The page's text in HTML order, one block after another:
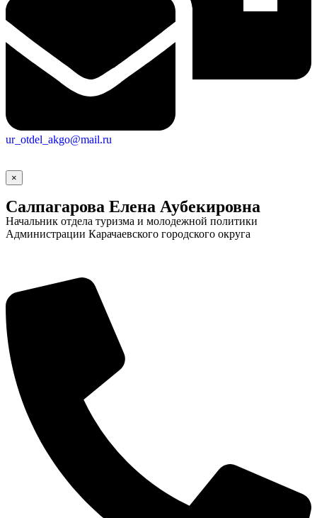
ur_otdel_akgo@mail.ru
×
Салпагарова Елена Аубекировна
Начальник отдела туризма и молодежной политики
Администрации Карачаевского городского округа